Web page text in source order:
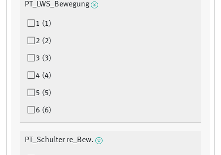
PT_LWS_Bewegung
1 (1)
2 (2)
3 (3)
4 (4)
5 (5)
6 (6)
PT_Schulter re_Bew.